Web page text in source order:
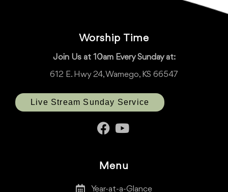
Worship Time
Join Us at 10am Every Sunday at:
612 E. Hwy 24, Wamego, KS 66547
Live Stream Sunday Service
Menu
Year-at-a-Glance